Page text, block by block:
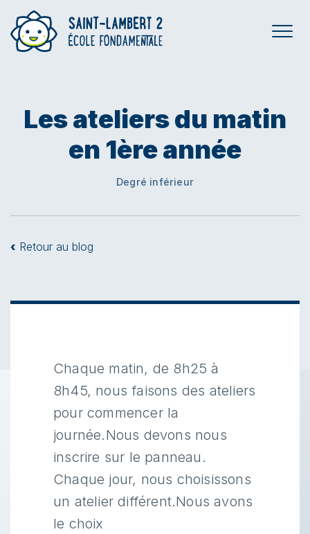
Les ateliers du matin
en 1ère année
Degré inférieur
‹ Retour au blog
Chaque matin, de 8h25 à
8h45, nous faisons des ateliers
pour commencer la
journée.Nous devons nous
inscrire sur le panneau.
Chaque jour, nous choisissons
un atelier différent.Nous avons
le choix